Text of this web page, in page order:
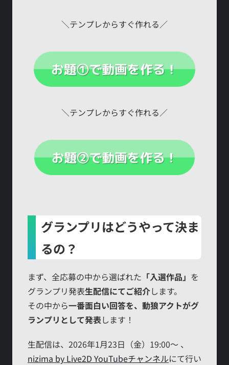
＼テンプレからすぐ作れる／
＼テンプレからすぐ作れる／
グランプリはどうやって決ま
るの？
まず、全応募の中から選ばれた 「入選作品」 を
グランプリ発表生配信にてご紹介します。
その中から一番面白い回答を、動狼アクトがグ
ランプリとして発表します！
生配信は、2026年1月23日（金）19:00～ 、
nizima by Live2D YouTubeチャンネルにて行い